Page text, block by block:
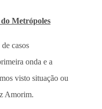
do Metrópoles
casos
onda e a
visto situação ou
Amorim.